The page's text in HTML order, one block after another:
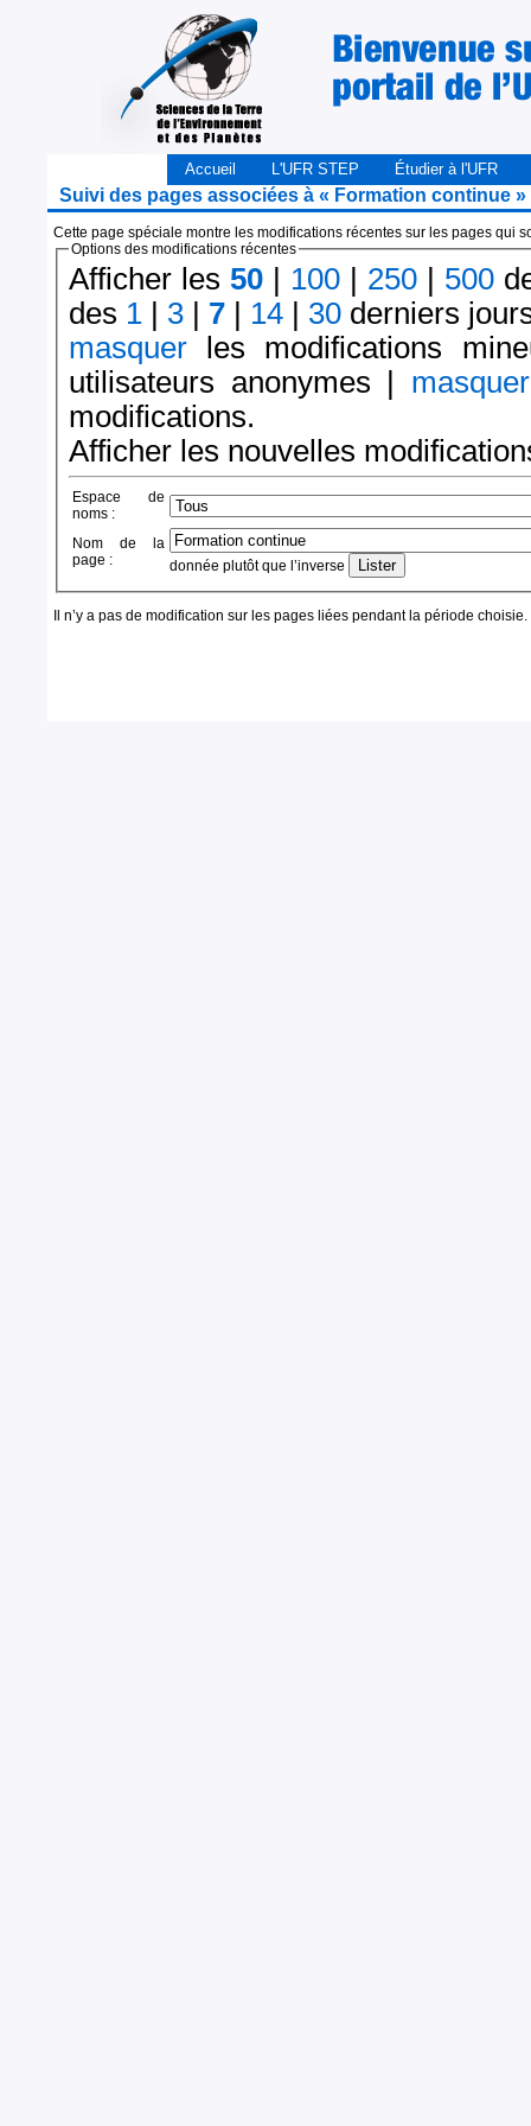
Accueil L'UFR STEP Étudier à l'UFR
Suivi des pages associées à « Formation continue »
Cette page spéciale montre les modifications récentes sur les pages qui
Options des modifications récentes
Afficher les 50 100 250 500
des 1 3 7 14 30 derniers
masquer les modifications
utilisateurs anonymes | masquer
modifications.
Afficher les nouvelles
Espace de
noms :
Nom de la
page :
donnée plutôt que l’inverse
Il n’y a pas de modification sur les pages liées pendant la période choisie.